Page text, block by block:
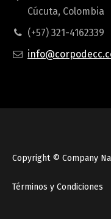
Cúcuta, Colombia
(+57) 321-4162339
Copyright © Company
Términos y Condiciones